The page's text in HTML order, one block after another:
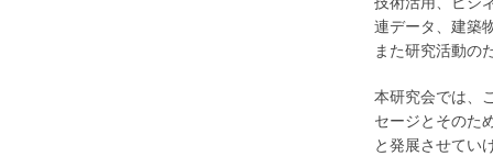
連データ、建築
また研究活動の
本研究会では、
セージとそのた
と発展させてい